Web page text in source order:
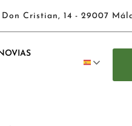
Cristian, 14 - 29007